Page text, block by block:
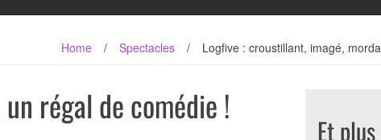
Home / Spectacles / Logfive : croustillant, imagé,
régal de comédie !
Et